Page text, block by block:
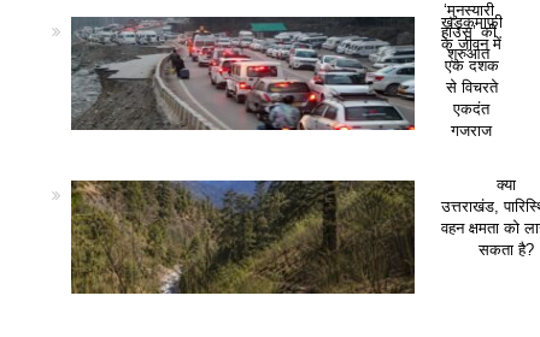
‘मुनस्यारी
हाउस’ की
शुरुआत
खड़कमाफी
के जीवन में
एक दशक
से विचरते
एकदंत
गजराज
क्या
उत्तराखंड,
वहन क्षमता को
सकता है?